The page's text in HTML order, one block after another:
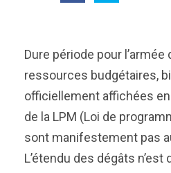
Dure période pour l’armée
ressources budgétaires,
officiellement affichées
de la LPM (Loi de
sont manifestement pas
L’étendu des dégâts n’est